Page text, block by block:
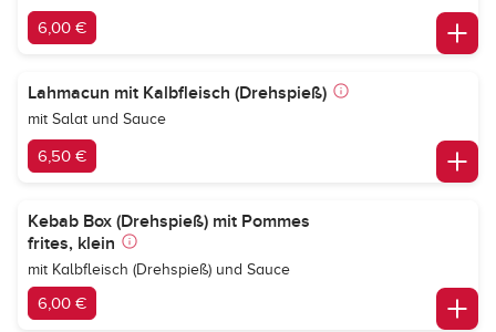
6,00 €
Lahmacun mit Kalbfleisch (Drehspieß)
mit Salat und Sauce
6,50 €
Kebab Box (Drehspieß) mit Pommes
frites, klein
mit Kalbfleisch (Drehspieß) und Sauce
6,00 €